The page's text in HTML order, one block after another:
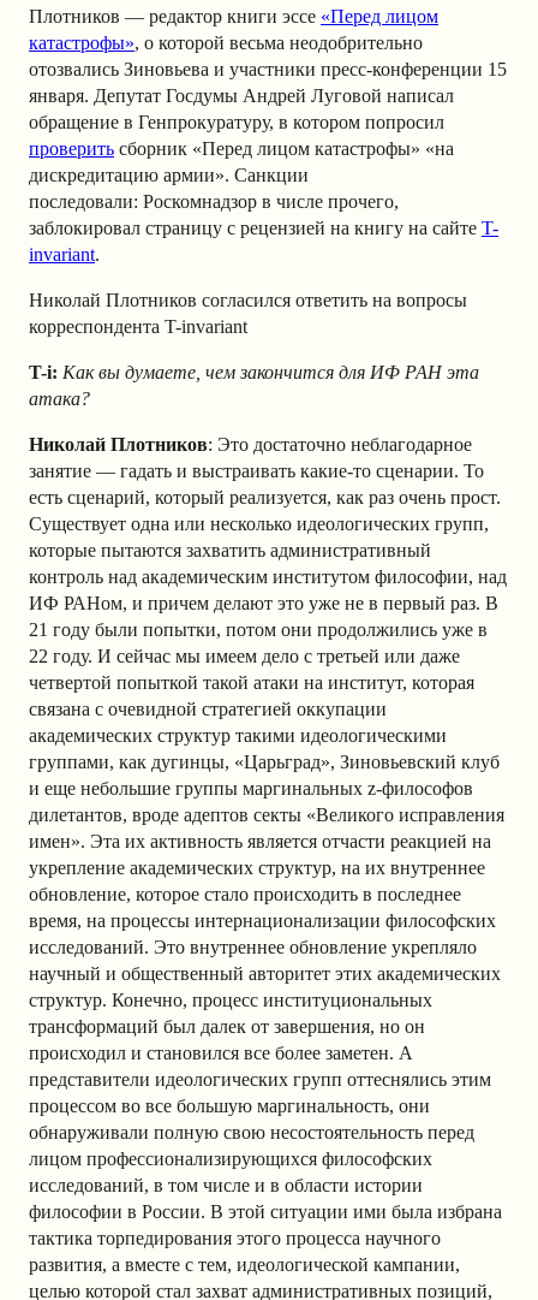
Плотников — редактор книги эссе «Перед лицом
катастрофы», о которой весьма неодобрительно
отозвались Зиновьева и участники пресс-конференции 15
января. Депутат Госдумы Андрей Луговой написал
обращение в Генпрокуратуру, в котором попросил
проверить сборник «Перед лицом катастрофы» «на
дискредитацию армии». Санкции
последовали: Роскомнадзор в числе прочего,
заблокировал страницу с рецензией на книгу на сайте T-
invariant.
Николай Плотников согласился ответить на вопросы
корреспондента T-invariant
T-i: Как вы думаете, чем закончится для ИФ РАН эта
атака?
Николай Плотников: Это достаточно неблагодарное
занятие — гадать и выстраивать какие-то сценарии. То
есть сценарий, который реализуется, как раз очень прост.
Существует одна или несколько идеологических групп,
которые пытаются захватить административный
контроль над академическим институтом философии, над
ИФ РАНом, и причем делают это уже не в первый раз. В
21 году были попытки, потом они продолжились уже в
22 году. И сейчас мы имеем дело с третьей или даже
четвертой попыткой такой атаки на институт, которая
связана с очевидной стратегией оккупации
академических структур такими идеологическими
группами, как дугинцы, «Царьград», Зиновьевский клуб
и еще небольшие группы маргинальных z-философов
дилетантов, вроде адептов секты «Великого исправления
имен». Эта их активность является отчасти реакцией на
укрепление академических структур, на их внутреннее
обновление, которое стало происходить в последнее
время, на процессы интернационализации философских
исследований. Это внутреннее обновление укрепляло
научный и общественный авторитет этих академических
структур. Конечно, процесс институциональных
трансформаций был далек от завершения, но он
происходил и становился все более заметен. А
представители идеологических групп оттеснялись этим
процессом во все большую маргинальность, они
обнаруживали полную свою несостоятельность перед
лицом профессионализирующихся философских
исследований, в том числе и в области истории
философии в России. В этой ситуации ими была избрана
тактика торпедирования этого процесса научного
развития, а вместе с тем, идеологической кампании,
целью которой стал захват административных позиций,